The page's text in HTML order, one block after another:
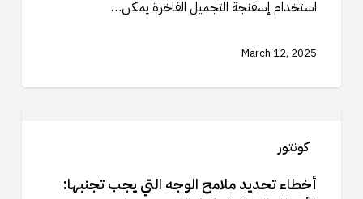
لمكياجاستخدام إسفنجة التجميل الفاخرة يمكن…
March 12, 2025
كونتور
أخطاء تحديد ملامح الوجه التي يجب تجنبها: